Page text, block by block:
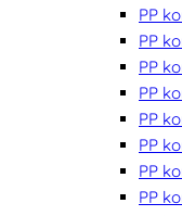
PP
PP
PP
PP
PP
PP
PP
PP